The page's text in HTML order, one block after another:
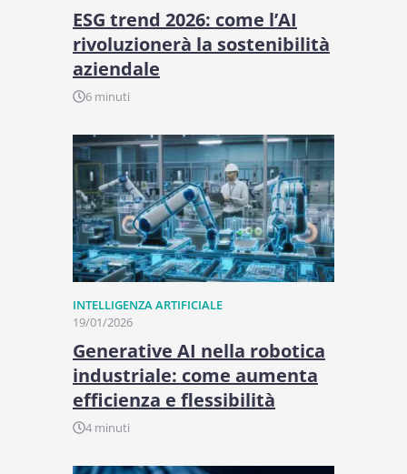
ESG trend 2026: come l’AI
rivoluzionerà la sostenibilità
aziendale
6 minuti
INTELLIGENZA ARTIFICIALE
19/01/2026
Generative AI nella robotica
industriale: come aumenta
efficienza e flessibilità
4 minuti